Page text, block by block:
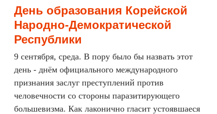
День образования Корейской
Народно-Демократической
Республики
9 сентября, среда. В пору было бы назвать этот
день - днём официального международного
признания заслуг преступлений против
человечности со стороны паразитирующего
большевизма. Как лаконично гласит устоявшаеся